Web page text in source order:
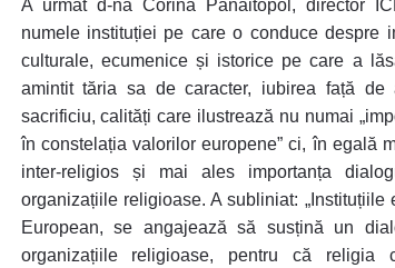
A urmat d-na Corina Panaitopol, director
numele instituției pe care o conduce despre
culturale, ecumenice și istorice pe care a
amintit tăria sa de caracter, iubirea față de
sacrificiu, calități care ilustrează nu numai
în constelația valorilor europene” ci, în egală
inter-religios și mai ales importanța
organizațiile religioase. A subliniat: „Instituțiile
European, se angajează să susțină un
organizațiile religioase, pentru că religia